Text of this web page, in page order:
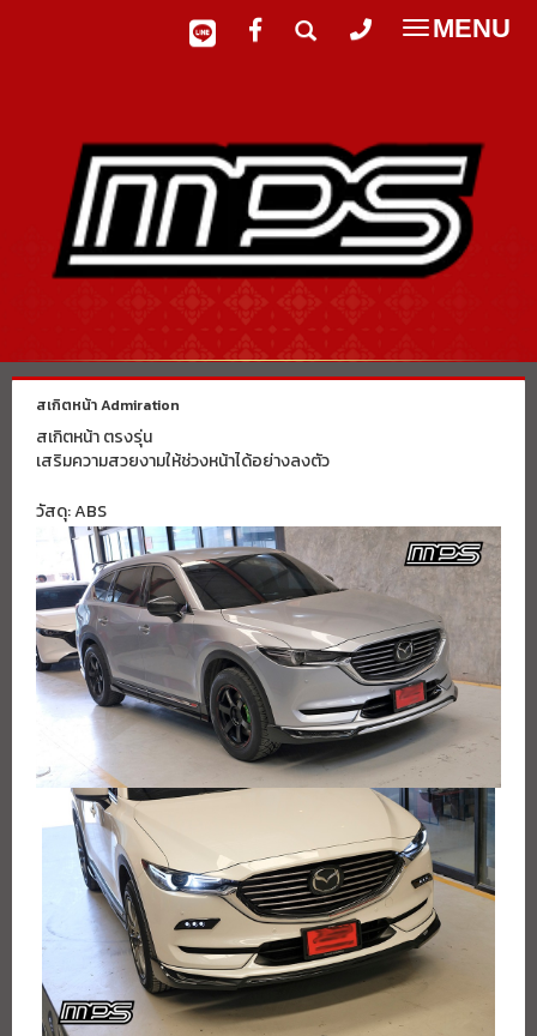
Toggle
MENU
สเกิตหน้า Admiration
สเกิตหน้า ตรงรุ่น
เสริมความสวยงามให้ช่วงหน้าได้อย่างลงตัว
วัสดุ: ABS